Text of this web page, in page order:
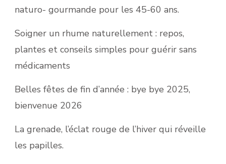
naturo- gourmande pour les 45-60 ans.
Soigner un rhume naturellement : repos,
plantes et conseils simples pour guérir sans
médicaments
Belles fêtes de fin d’année : bye bye 2025,
bienvenue 2026
La grenade, l’éclat rouge de l’hiver qui réveille
les papilles.